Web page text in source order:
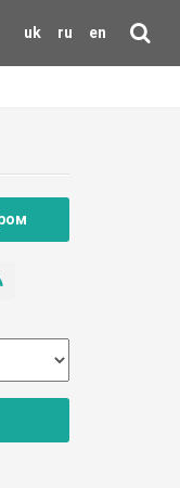
uk ru en